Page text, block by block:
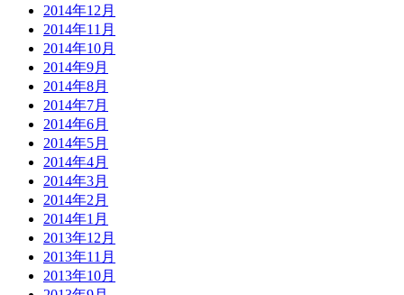
2014年12月
2014年11月
2014年10月
2014年9月
2014年8月
2014年7月
2014年6月
2014年5月
2014年4月
2014年3月
2014年2月
2014年1月
2013年12月
2013年11月
2013年10月